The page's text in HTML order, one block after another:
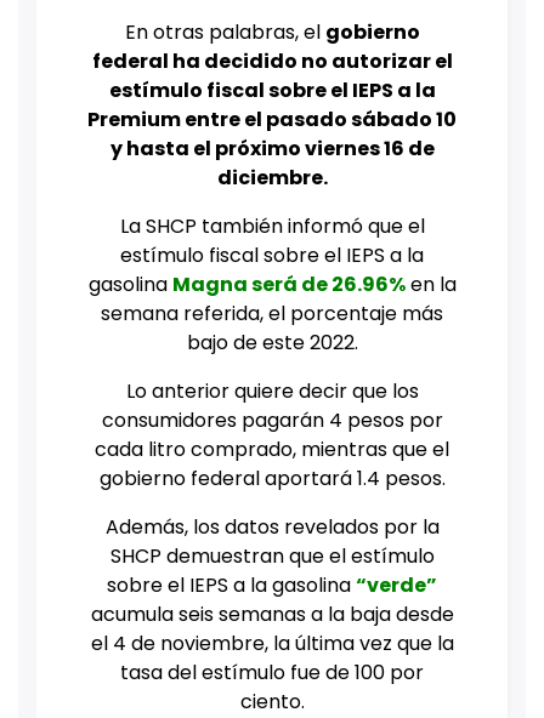
En otras palabras, el gobierno
federal ha decidido no autorizar el
estímulo fiscal sobre el IEPS a la
Premium entre el pasado sábado 10
y hasta el próximo viernes 16 de
diciembre.
La SHCP también informó que el
estímulo fiscal sobre el IEPS a la
gasolina Magna será de 26.96%en la
semana referida, el porcentaje más
bajo de este 2022.
Lo anterior quiere decir que los
consumidores pagarán 4 pesos por
cada litro comprado, mientras que el
gobierno federal aportará 1.4 pesos.
Además, los datos revelados por la
SHCP demuestran que el estímulo
sobre el IEPS a la gasolina“verde”
acumula seis semanas a la baja desde
el 4 de noviembre, la última vez que la
tasa del estímulo fue de 100 por
ciento.